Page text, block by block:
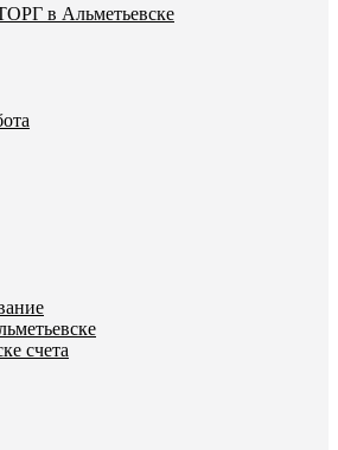
в Альметьевске
счета